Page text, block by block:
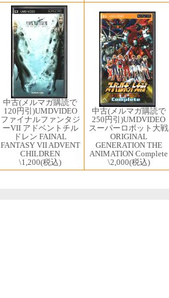
中古(メルマガ購読で
120円引)UMDVIDEO
ファイナルファンタジ
ーVII アドベントチル
ドレン FAINAL
FANTASY VII ADVENT
CHILDREN
\1,200(税込)
中古(メルマガ購読で
250円引)UMDVIDEO
スーパーロボット大戦
ORIGINAL
GENERATION THE
ANIMATION Complete
\2,000(税込)